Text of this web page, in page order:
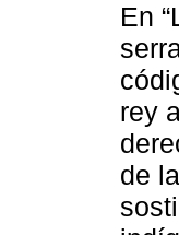
En
rey
de